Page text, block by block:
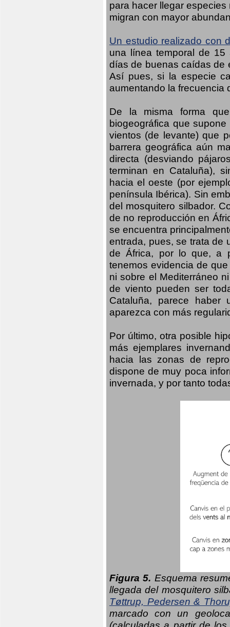
para hacer llegar
migran con mayor
Un estudio realizado con
una línea temporal de 15
días de buenas caídas de
Así pues, si la especie
aumentando la frecuencia
De la misma forma
biogeográfica que
vientos (de levante) que
barrera geográfica aún
directa (desviando
terminan en Cataluña),
hacia el oeste (por
península Ibérica). Sin
del mosquitero silbador.
de no reproducción en
se encuentra
entrada, pues, se trata de
de África, por lo que, a
tenemos evidencia de
ni sobre el Mediterráneo
de viento pueden ser
Cataluña, parece
aparezca con más
Por último, otra posible
más ejemplares
hacia las zonas de
dispone de muy poca
invernada, y por tanto
Figura 5. Esquema
llegada del mosquitero
Tøttrup, Pedersen &
marcado con un